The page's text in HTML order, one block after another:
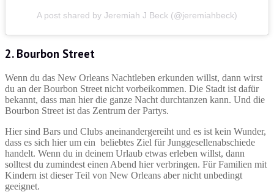
A post shared by Jeremiah J Beck (@jeremiahbeck)
2. Bourbon Street
Wenn du das New Orleans Nachtleben erkunden willst, dann wirst
du an der Bourbon Street nicht vorbeikommen. Die Stadt ist dafür
bekannt, dass man hier die ganze Nacht durchtanzen kann. Und die
Bourbon Street ist das Zentrum der Partys.
Hier sind Bars und Clubs aneinandergereiht und es ist kein Wunder,
dass es sich hier um ein beliebtes Ziel für Junggesellenabschiede
handelt. Wenn du in deinem Urlaub etwas erleben willst, dann
solltest du zumindest einen Abend hier verbringen. Für Familien mit
Kindern ist dieser Teil von New Orleans aber nicht unbedingt
geeignet.